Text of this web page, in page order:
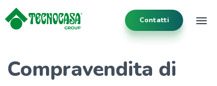
Contatti
Compravendita di